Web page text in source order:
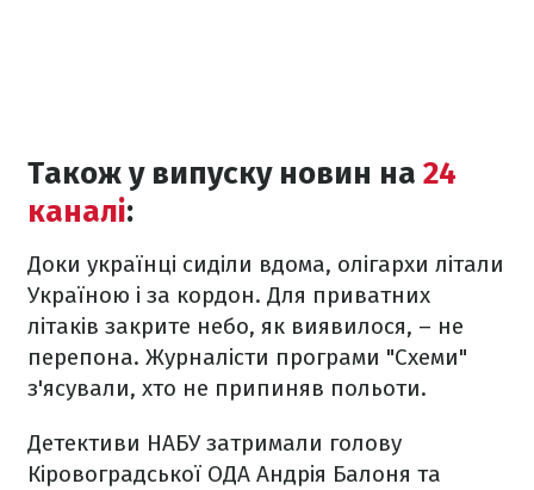
Також у випуску новин на 24
каналі:
Доки українці сиділи вдома, олігархи літали
Україною і за кордон. Для приватних
літаків закрите небо, як виявилося, – не
перепона. Журналісти програми "Схеми"
з'ясували, хто не припиняв польоти.
Детективи НАБУ затримали голову
Кіровоградської ОДА Андрія Балоня та